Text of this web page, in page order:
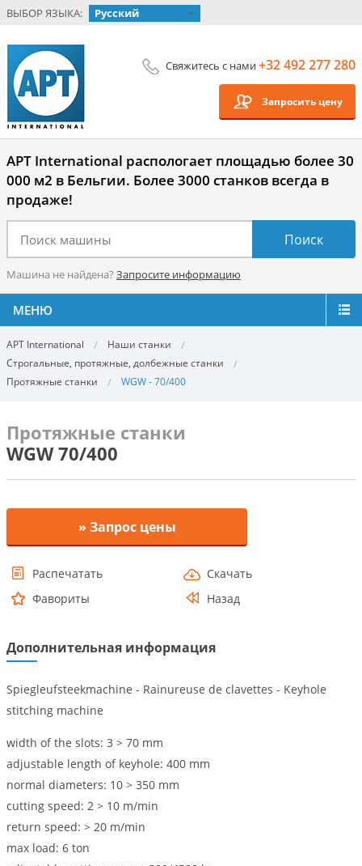
ВЫБОР ЯЗЫКА: Русский
Свяжитесь с нами+32 492 277 280
Запросить цену
APT International распологает площадью более 30
000 м2 в Бельгии. Более 3000 станков всегда в
продаже!
Машина не найдена? Запросите информацию
МЕНЮ
APT International
Наши станки
Строгальные, протяжные, долбежные станки
Протяжные станки
WGW - 70/400
Протяжные станки
WGW 70/400
» Запрос цены
Распечатать
Скачать
Фавориты
Назад
Дополнительная информация
Spiegleufsteekmachine - Rainureuse de clavettes - Keyhole
stitching machine
width of the slots: 3 > 70 mm
adjustable length of keyhole: 400 mm
normal diameters: 10 > 350 mm
cutting speed: 2 > 10 m/min
return speed: > 20 m/min
max load: 6 ton